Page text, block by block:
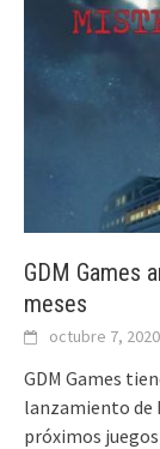
GDM Games
meses
octubre 7, 2020
GDM Games
lanzamiento de
próximos